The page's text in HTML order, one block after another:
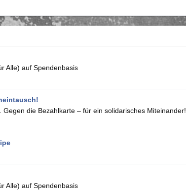
Alle) auf Spendenbasis
die Bezahlkarte – für ein solidarisches Miteinander!
Alle) auf Spendenbasis